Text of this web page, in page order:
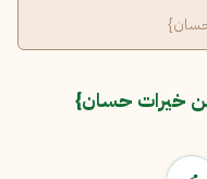
حسان}
خيرات حسان}
نسخ